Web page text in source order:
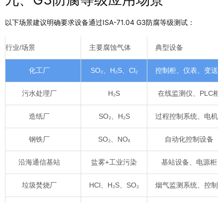
以下场景建议明确要求设备通过ISA-71.04 G3防腐等级测试：
行业/场景 主要腐蚀气体 典型设备
化工厂 SO₂、H₂S、Cl₂ 控制柜、仪表、变送
污水处理厂 H₂S 在线监测仪、PLC柜
造纸厂 SO₂、H₂S 过程控制系统、电机
钢铁厂 SO₂、NOₓ 自动化控制设备
沿海通信基站 盐雾+工业污染 基站设备、电源柜
垃圾焚烧厂 HCl、H₂S、SO₂ 烟气监测系统、控制